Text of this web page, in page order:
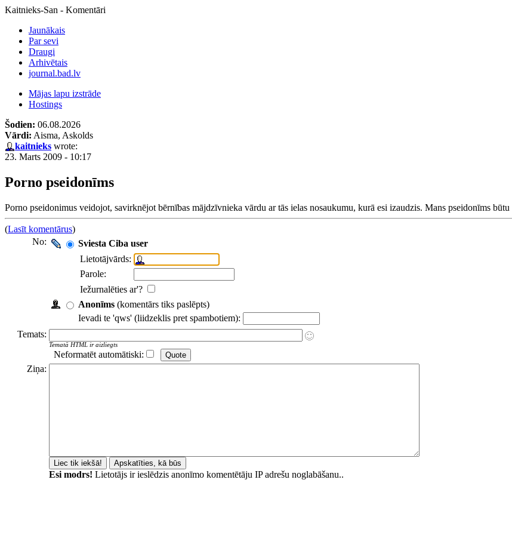
Kaitnieks-San - Komentāri
Jaunākais
Par sevi
Draugi
Arhivētais
journal.bad.lv
Mājas lapu izstrāde
Hostings
Šodien: 06.08.2026
Vārdi: Aisma, Askolds
kaitnieks wrote:
23. Marts 2009 - 10:17
Porno pseidonīms
Porno pseidonimus veidojot, savirknējot bērnības mājdzīvnieka vārdu ar tās ielas nosaukumu, kurā esi izaudzis. Mans pseidonīms
(Lasīt komentārus)
No:
Sviesta Ciba user
Lietotājvārds:
Parole:
Iežurnalēties ar'?
Anonīms (komentārs tiks paslēpts)
Ievadi te 'qws' (liidzeklis pret spambotiem):
Temats:
Tematā HTML ir aizliegts
Neformatēt automātiski:
Ziņa:
Esi modrs! Lietotājs ir ieslēdzis anonīmo komentētāju IP adrešu noglabāšanu..